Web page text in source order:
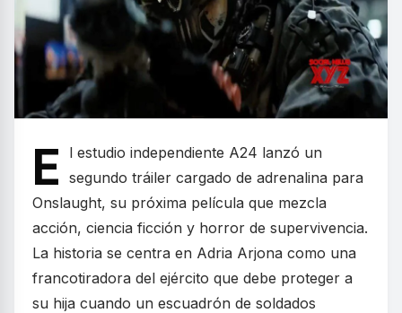
E
l estudio independiente A24 lanzó un
segundo tráiler cargado de adrenalina para
Onslaught, su próxima película que mezcla
acción, ciencia ficción y horror de supervivencia.
La historia se centra en Adria Arjona como una
francotiradora del ejército que debe proteger a
su hija cuando un escuadrón de soldados